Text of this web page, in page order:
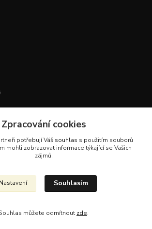
994
Zpracování cookies
potřebují Váš souhlas s použitím souborů
mohli zobrazovat informace týkající se Vašich
zájmů.
Nastavení Souhlasím
můžete odmítnout zde.